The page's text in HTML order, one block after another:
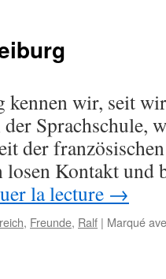
kennen wir, seit
Sprachschule,
der
Kontakt und
la lecture →
, Freunde, Ralf | Marqué